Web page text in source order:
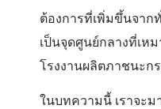
ต้องการที่เพิ่มขึ้นจาก
เป็นจุดศูนย์กลางที่เห
โรงงานผลิตภาชนะก
ในบทความนี้ เราจะม